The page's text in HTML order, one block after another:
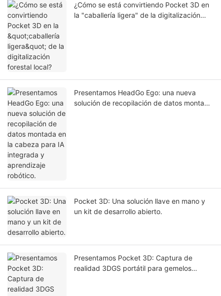
¿Cómo se está convirtiendo Pocket 3D en
la "caballería ligera" de la digitalización
Presentamos HeadGo Ego: una nueva
solución de recopilación de datos montada
Pocket 3D: Una solución llave en mano y
un kit de desarrollo abierto.
Presentamos Pocket 3D: Captura de
realidad 3DGS portátil para gemelos